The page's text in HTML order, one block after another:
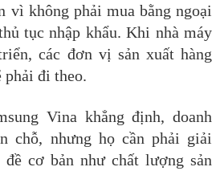
vì không phải mua bằng ngoại
tục nhập khẩu. Khi nhà máy
các đơn vị sản xuất hàng
phải đi theo.
Vina khẳng định, doanh
chỗ, nhưng họ cần phải giải
đề cơ bản như chất lượng sản